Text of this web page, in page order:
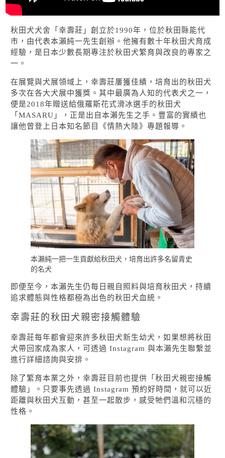
秋田犬犬舍「幸壽莊」創立於1990年，位於秋田縣能代
市，由代表本瀨純一先生創辦。他擁有數十年秋田犬育成
經驗，是日本少數長期專注於秋田犬繁育與改良的專家之
一。
在展覽與犬展領域上，幸壽莊屢獲佳績，培育出的秋田犬
多次在各大犬展中獲獎。其中最廣為人知的代表犬之一，
便是2018年贈送給俄羅斯花式滑冰選手的秋田犬
「MASARU」，正是出自本瀨先生之手。豐富的實績也
讓他曾登上日本知名節目《情熱大陸》專題報導。
本瀨純一把一生貢獻給秋田犬，培育出許多名留青史
的名犬
即便至今，本瀨先生仍每日親自照料與培育秋田犬，持續
追求體態與性格都極為出色的秋田犬血統。
幸壽莊的秋田犬親密接觸體驗
幸壽莊每年都會迎來許多秋田犬新生幼犬，如果想將秋田
犬帶回家成為家人，可透過 Instagram 與本瀨先生聯繫並
進行詳細諮詢與安排。
除了繁育本業之外，幸壽莊目前也提供「秋田犬親密接觸
體驗」。只要事先透過 Instagram 預約好時間，就可以近
距離與秋田犬互動，甚至一起散步，感受牠們溫和沉穩的
性格。